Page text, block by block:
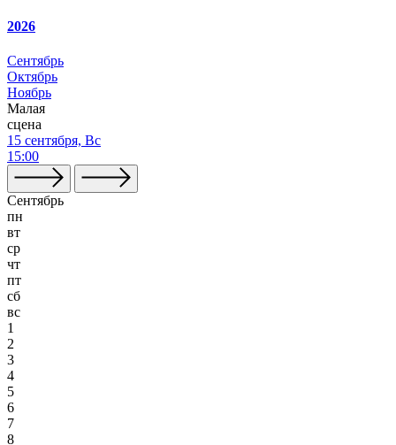
2026
Сентябрь
Октябрь
Ноябрь
Малая
сцена
15 сентября, Вс
15:00
Сентябрь
пн
вт
ср
чт
пт
сб
вс
1
2
3
4
5
6
7
8